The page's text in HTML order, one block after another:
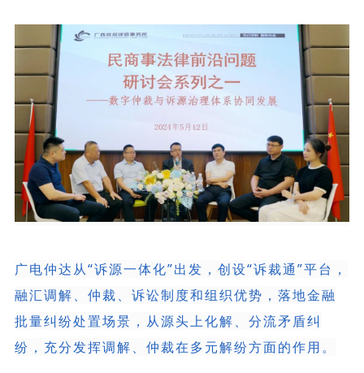
广电仲达从“诉源一体化”出发，创设“诉裁通”平台，
融汇调解、仲裁、诉讼制度和组织优势，落地金融
批量纠纷处置场景，从源头上化解、分流矛盾纠
纷，充分发挥调解、仲裁在多元解纷方面的作用。